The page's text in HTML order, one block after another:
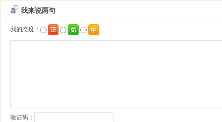
我来说两句
我的态度：
验证码：